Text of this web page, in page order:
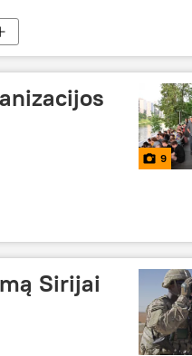
9
Sirijai